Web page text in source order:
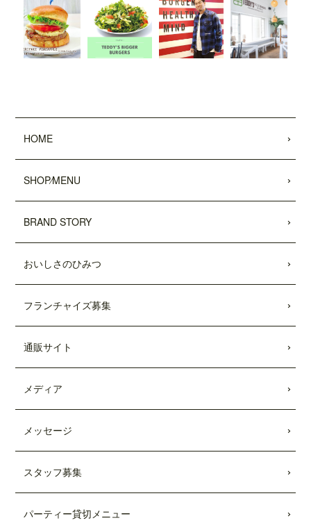
HOME
SHOP⁄MENU
BRAND STORY
おいしさのひみつ
フランチャイズ募集
通販サイト
メディア
メッセージ
スタッフ募集
パーティー貸切メニュー